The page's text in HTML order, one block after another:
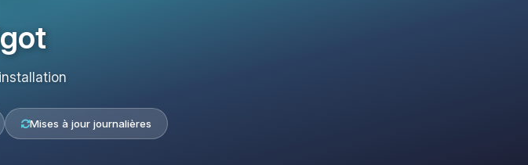
Mises à jour journalières